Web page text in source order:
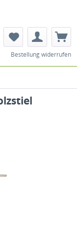
Bestellung widerrufen